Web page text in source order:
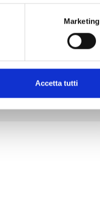
Marketing
Accetta tutti